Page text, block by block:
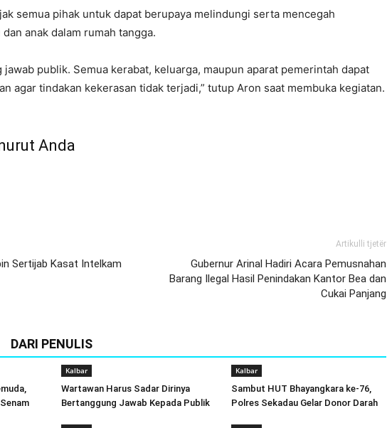
semua pihak untuk dapat berupaya melindungi serta mencegah
anak dalam rumah tangga.
jawab publik. Semua kerabat, keluarga, maupun aparat pemerintah dapat
agar tindakan kekerasan tidak terjadi,” tutup Aron saat membuka kegiatan.
Anda
Sertijab Kasat Intelkam
Artikulli tjetër
Gubernur Arinal Hadiri Acara Pemusnahan
Barang Ilegal Hasil Penindakan Kantor Bea dan
Cukai Panjang
DARI PENULIS
Kalbar
Wartawan Harus Sadar Dirinya
Bertanggung Jawab Kepada Publik
Kalbar
Sambut HUT Bhayangkara ke-76,
Polres Sekadau Gelar Donor Darah